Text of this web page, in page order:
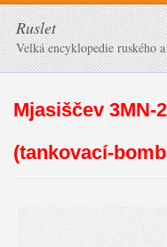
Ruslet
Velká encyklopedie ruského
Mjasiščev 3MN-
(tankovací-